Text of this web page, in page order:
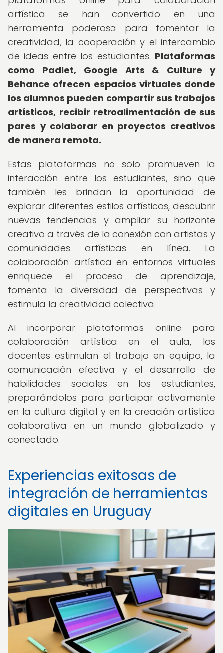
artística se han convertido en una
herramienta poderosa para fomentar la
creatividad, la cooperación y el intercambio
de ideas entre los estudiantes. Plataformas
como Padlet, Google Arts & Culture y
Behance ofrecen espacios virtuales donde
los alumnos pueden compartir sus trabajos
artísticos, recibir retroalimentación de sus
pares y colaborar en proyectos creativos
de manera remota.
Estas plataformas no solo promueven la
interacción entre los estudiantes, sino que
también les brindan la oportunidad de
explorar diferentes estilos artísticos, descubrir
nuevas tendencias y ampliar su horizonte
creativo a través de la conexión con artistas y
comunidades artísticas en línea. La
colaboración artística en entornos virtuales
enriquece el proceso de aprendizaje,
fomenta la diversidad de perspectivas y
estimula la creatividad colectiva.
Al incorporar plataformas online para
colaboración artística en el aula, los
docentes estimulan el trabajo en equipo, la
comunicación efectiva y el desarrollo de
habilidades sociales en los estudiantes,
preparándolos para participar activamente
en la cultura digital y en la creación artística
colaborativa en un mundo globalizado y
conectado.
Experiencias exitosas de
integración de herramientas
digitales en Uruguay